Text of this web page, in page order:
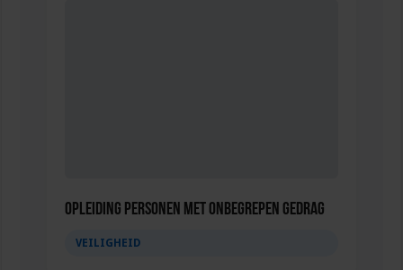
Opleiding Personen met onbegrepen gedrag
VEILIGHEID